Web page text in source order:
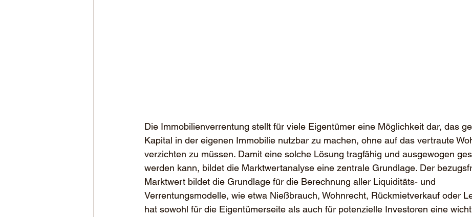
Die Immobilienverrentung stellt für viele Eigentümer eine Möglichkeit dar, das
Kapital in der eigenen Immobilie nutzbar zu machen, ohne auf das vertraute
verzichten zu müssen. Damit eine solche Lösung tragfähig und ausgewogen
werden kann, bildet die Marktwertanalyse eine zentrale Grundlage. Der
Marktwert bildet die Grundlage für die Berechnung aller Liquiditäts- und
Verrentungsmodelle, wie etwa Nießbrauch, Wohnrecht, Rückmietverkauf oder
hat sowohl für die Eigentümerseite als auch für potenzielle Investoren eine